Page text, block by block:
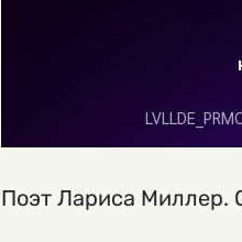
Поэт Лариса Миллер.